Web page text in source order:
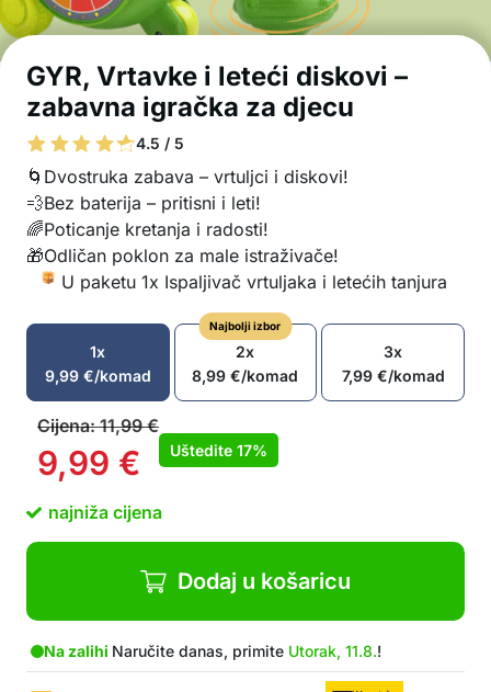
GYR, Vrtavke i leteći diskovi –
zabavna igračka za djecu
4.5 / 5
🌀Dvostruka zabava – vrtuljci i diskovi!
💨Bez baterija – pritisni i leti!
🌈Poticanje kretanja i radosti!
🎁Odličan poklon za male istraživače!
U paketu 1x Ispaljivač vrtuljaka i letećih tanjura
1x
9,99 €/komad
Najbolji izbor
2x
8,99€/komad
3x
7,99 €/komad
Cijena:11,99€
9,99 € Uštedite 17%
najniža cijena
Dodaj u košaricu
Na zalihi Naručite danas, primite Utorak, 11.8.!